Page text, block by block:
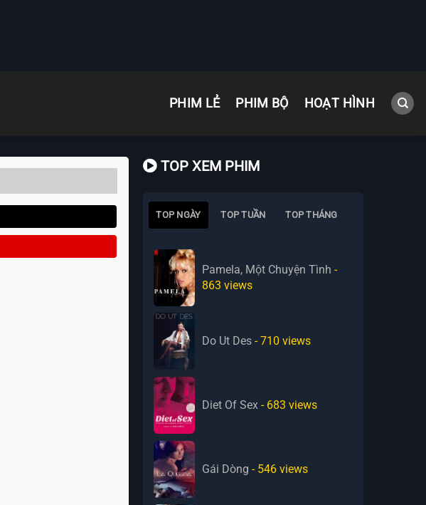
PHIM LẺ PHIM BỘ HOẠT HÌNH
TOP XEM PHIM
TOP NGÀY TOP TUẦN TOP THÁNG
Pamela, Một Chuyện Tình -
863 views
Do Ut Des - 710 views
Diet Of Sex - 683 views
Gái Dòng - 546 views